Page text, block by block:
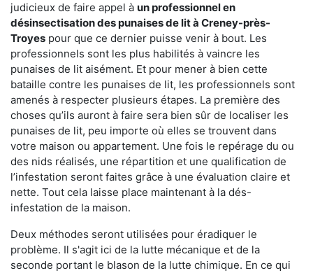
judicieux de faire appel à un professionnel en
désinsectisation des punaises de lit à Creney-près-
Troyes pour que ce dernier puisse venir à bout. Les
professionnels sont les plus habilités à vaincre les
punaises de lit aisément. Et pour mener à bien cette
bataille contre les punaises de lit, les professionnels sont
amenés à respecter plusieurs étapes. La première des
choses qu’ils auront à faire sera bien sûr de localiser les
punaises de lit, peu importe où elles se trouvent dans
votre maison ou appartement. Une fois le repérage du ou
des nids réalisés, une répartition et une qualification de
l’infestation seront faites grâce à une évaluation claire et
nette. Tout cela laisse place maintenant à la dés-
infestation de la maison.
Deux méthodes seront utilisées pour éradiquer le
problème. Il s'agit ici de la lutte mécanique et de la
seconde portant le blason de la lutte chimique. En ce qui